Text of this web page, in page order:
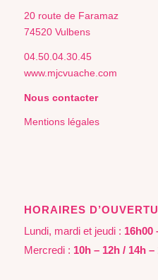
20 route de Faramaz
74520 Vulbens
04.50.04.30.45
www.mjcvuache.com
Nous contacter
Mentions légales
HORAIRES
Lundi, mardi et jeudi : 16h00
Mercredi : 10h – 12h / 14h –